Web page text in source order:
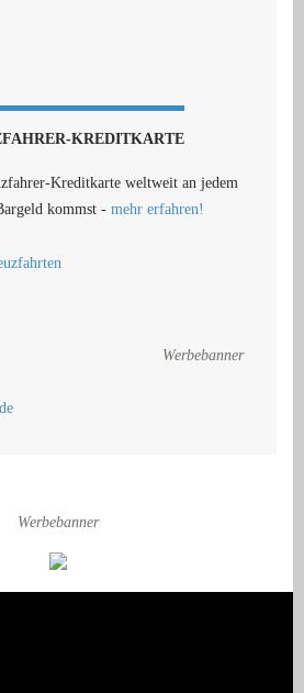
KREDITKARTE
Kreditkarte weltweit an jedem
kommst - mehr erfahren!
Werbebanner
Werbebanner